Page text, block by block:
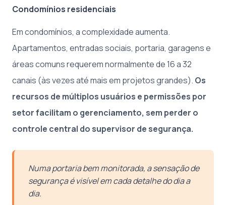
Condomínios residenciais
Em condomínios, a complexidade aumenta.
Apartamentos, entradas sociais, portaria, garagens e
áreas comuns requerem normalmente de 16 a 32
canais (às vezes até mais em projetos grandes). Os
recursos de múltiplos usuários e permissões por
setor facilitam o gerenciamento, sem perder o
controle central do supervisor de segurança.
Numa portaria bem monitorada, a sensação de
segurança é visível em cada detalhe do dia a
dia.